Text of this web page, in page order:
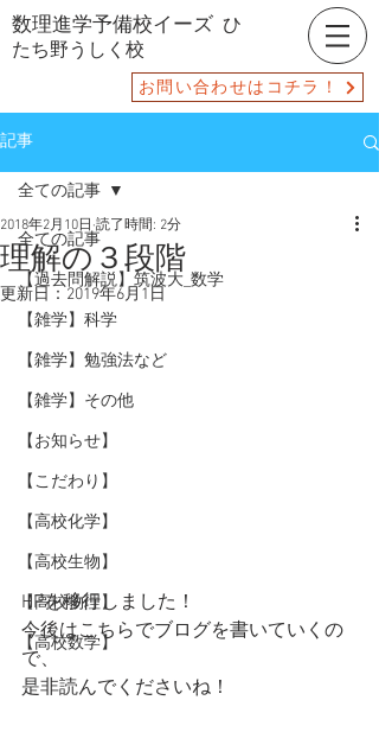
数理進学予備校イーズ ひ
たち野うしく校
お問い合わせはコチラ！
記事
全ての記事
【過去問解説】筑波大_数学
【雑学】科学
【雑学】勉強法など
【雑学】その他
【お知らせ】
【こだわり】
【高校化学】
【高校生物】
【高校物理】
【高校数学】
全ての記事
理解の３段階
2018年2月10日 読了時間: 2分
更新日： 2019年6月1日
HPを移行しました！
今後はこちらでブログを書いていくの
で、
是非読んでくださいね！